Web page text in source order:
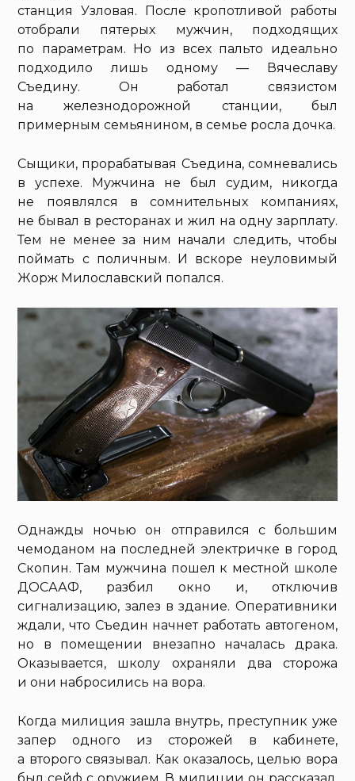
станция Узловая. После кропотливой работы
отобрали пятерых мужчин, подходящих
по параметрам. Но из всех пальто идеально
подходило лишь одному — Вячеславу
Съедину. Он работал связистом
на железнодорожной станции, был
примерным семьянином, в семье росла дочка.
Сыщики, прорабатывая Съедина, сомневались
в успехе. Мужчина не был судим, никогда
не появлялся в сомнительных компаниях,
не бывал в ресторанах и жил на одну зарплату.
Тем не менее за ним начали следить, чтобы
поймать с поличным. И вскоре неуловимый
Жорж Милославский попался.
Однажды ночью он отправился с большим
чемоданом на последней электричке в город
Скопин. Там мужчина пошел к местной школе
ДОСААФ, разбил окно и, отключив
сигнализацию, залез в здание. Оперативники
ждали, что Съедин начнет работать автогеном,
но в помещении внезапно началась драка.
Оказывается, школу охраняли два сторожа
и они набросились на вора.
Когда милиция зашла внутрь, преступник уже
запер одного из сторожей в кабинете,
а второго связывал. Как оказалось, целью вора